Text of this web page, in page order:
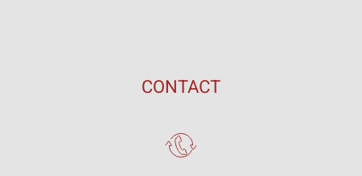
CONTACT